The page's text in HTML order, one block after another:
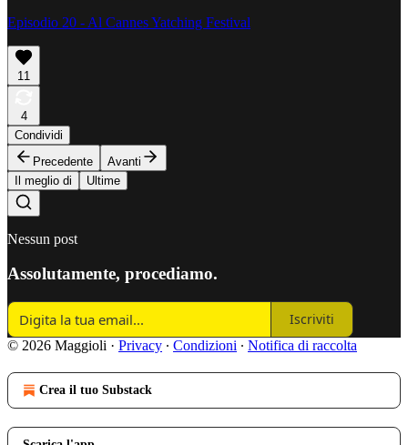
Episodio 20 - Al Cannes Yatching Festival
11
4
Condividi
Precedente
Avanti
Il meglio di
Ultime
Nessun post
Assolutamente, procediamo.
Iscriviti
© 2026 Maggioli · Privacy ∙ Condizioni ∙ Notifica di raccolta
Crea il tuo Substack